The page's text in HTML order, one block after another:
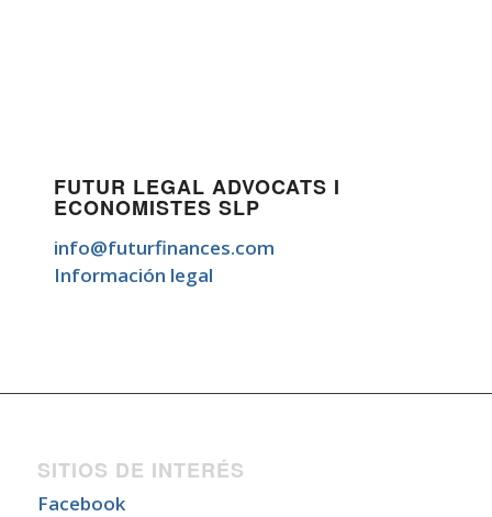
FUTUR LEGAL ADVOCATS I
ECONOMISTES SLP
info@futurfinances.com
Información legal
SITIOS DE INTERÉS
Facebook